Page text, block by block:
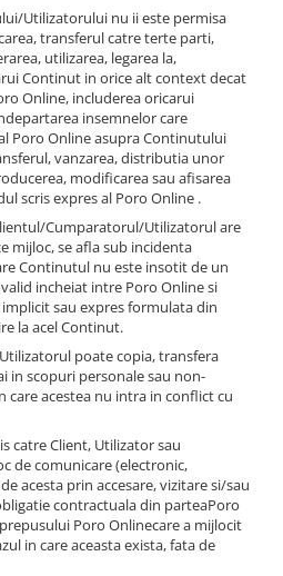
Utilizatorului nu ii este permisa
transferul catre terte parti,
utilizarea, legarea la,
Continut in orice alt context decat
Online, includerea oricarui
insemnelor care
Poro Online asupra Continutului
vanzarea, distributia unor
modificarea sau afisarea
scris expres al Poro Online .
Cumparatorul/Utilizatorul are
mijloc, se afla sub incidenta
Continutul nu este insotit de un
incheiat intre Poro Online si
sau expres formulata din
la acel Continut.
poate copia, transfera
in scopuri personale sau non-
care acestea nu intra in conflict cu
catre Client, Utilizator sau
de comunicare (electronic,
acesta prin accesare, vizitare si/sau
contractuala din parteaPoro
Poro Onlinecare a mijlocit
in care aceasta exista, fata de